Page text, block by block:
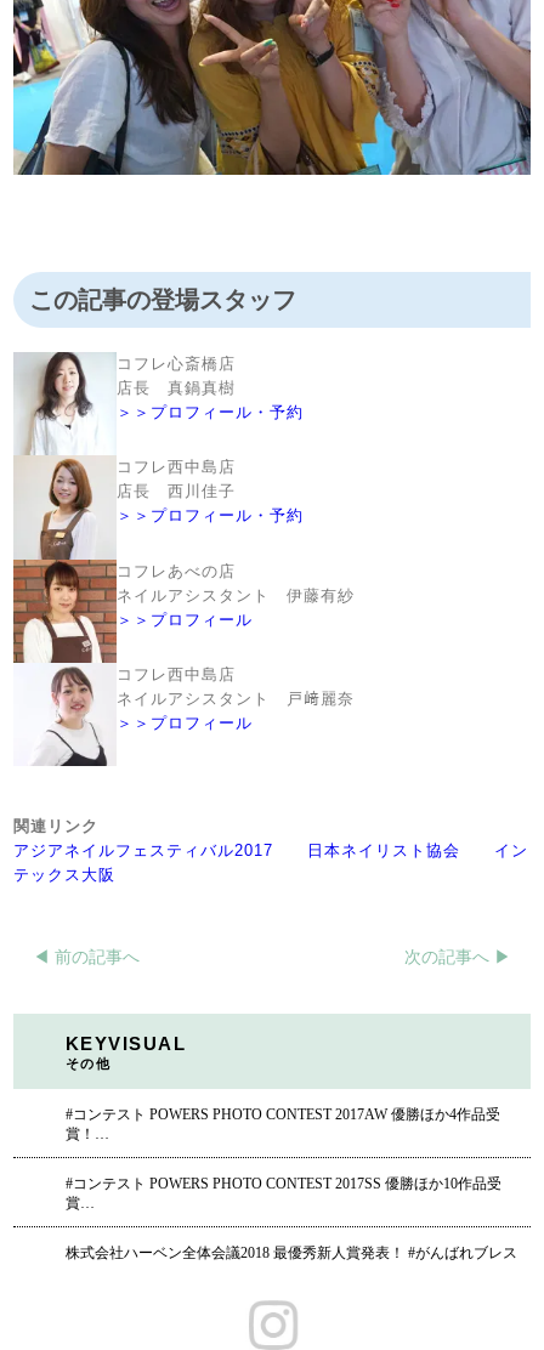
この記事の登場スタッフ
コフレ心斎橋店
店長 真鍋真樹
＞＞プロフィール・予約
コフレ西中島店
店長 西川佳子
＞＞プロフィール・予約
コフレあべの店
ネイルアシスタント 伊藤有紗
＞＞プロフィール
コフレ西中島店
ネイルアシスタント 戸﨑麗奈
＞＞プロフィール
関連リンク
アジアネイルフェスティバル2017
日本ネイリスト協会
イン
テックス大阪
◀︎ 前の記事へ 次の記事へ ▶︎
KEYVISUAL
その他
#コンテスト POWERS PHOTO CONTEST 2017AW 優勝ほか4作品受
賞！…
#コンテスト POWERS PHOTO CONTEST 2017SS 優勝ほか10作品受
賞…
株式会社ハーベン全体会議2018 最優秀新人賞発表！ #がんばれブレス